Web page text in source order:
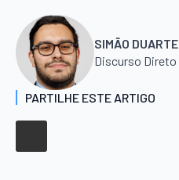
SIMÃO DUARTE
Discurso Direto
PARTILHE ESTE ARTIGO